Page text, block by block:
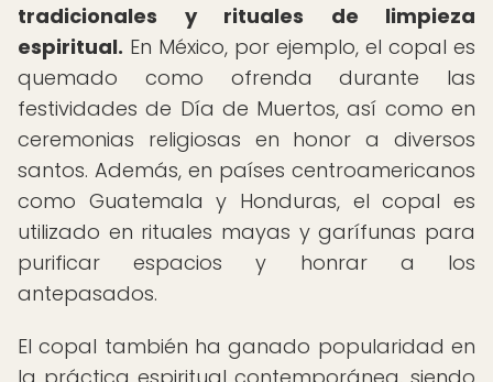
tradicionales y rituales de limpieza
espiritual. En México, por ejemplo, el copal es
quemado como ofrenda durante las
festividades de Día de Muertos, así como en
ceremonias religiosas en honor a diversos
santos. Además, en países centroamericanos
como Guatemala y Honduras, el copal es
utilizado en rituales mayas y garífunas para
purificar espacios y honrar a los
antepasados.
El copal también ha ganado popularidad en